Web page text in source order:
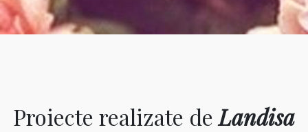
Proiecte realizate de Landisa